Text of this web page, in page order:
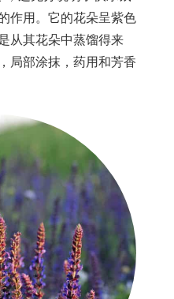
作用。它的花朵呈紫色
从其花朵中蒸馏得来
局部涂抹，药用和芳香